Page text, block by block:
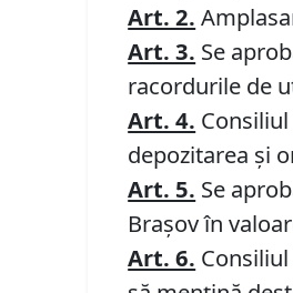
Art. 2.
Art. 3. Se
racordurile de
Art. 4.
depozitarea și
Art. 5. Se
Brașov în
Art. 6.